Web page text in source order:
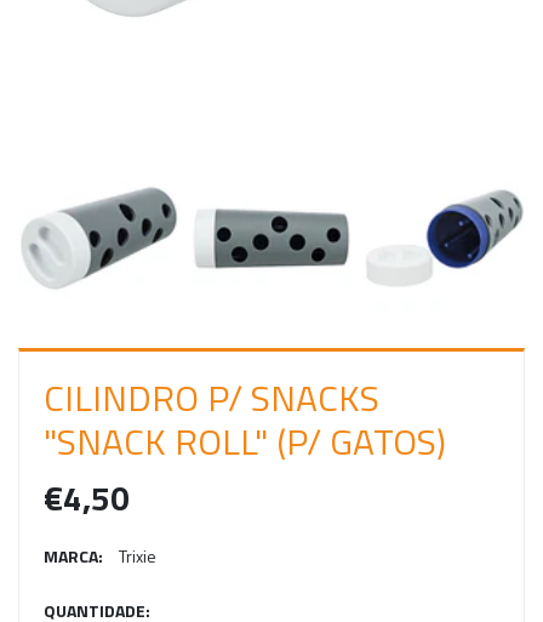
S
S
CILINDRO P/ SNACKS
"SNACK ROLL" (P/ GATOS)
€4,50
MARCA: Trixie
QUANTIDADE: